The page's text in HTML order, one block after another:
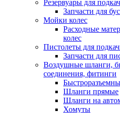
Резервуары для
Запчасти для
Мойки колес
Расходные
колес
Пистолеты для
Запчасти для
Воздушные шланги,
соединения, фитинги
Шланги прямые
Шланги на
Хомуты